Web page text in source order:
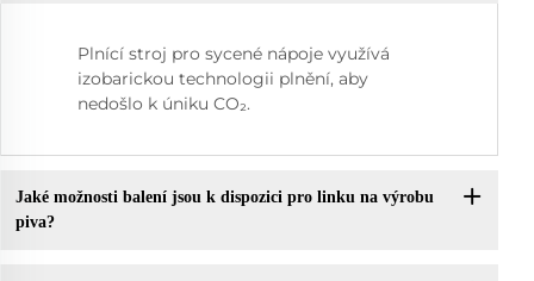
Plnící stroj pro sycené nápoje využívá
izobarickou technologii plnění, aby
nedošlo k úniku CO₂.
Jaké možnosti balení jsou k dispozici pro linku na výrobu
piva?